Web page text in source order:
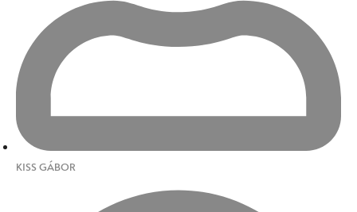
KISS GÁBOR